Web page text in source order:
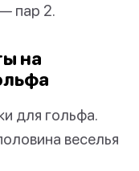
пар 2.
на
для гольфа.
веселья